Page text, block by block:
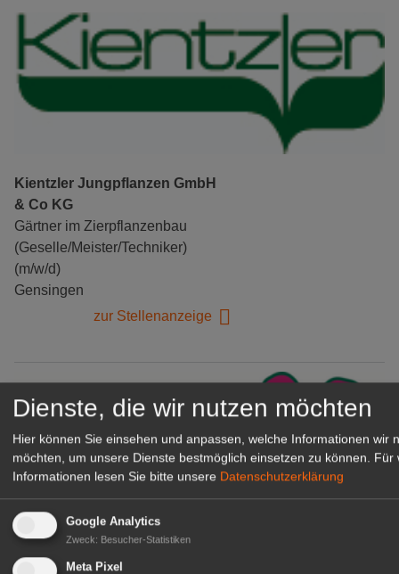
Kientzler Jungpflanzen GmbH
& Co KG
Gärtner im Zierpflanzenbau
(Geselle/Meister/Techniker)
(m/w/d)
Gensingen
zur Stellenanzeige
Gärtnerei Hanns
Dienste, die wir nutzen möchten
Hier können Sie einsehen und anpassen, welche Informationen wir
möchten, um unsere Dienste bestmöglich einsetzen zu können.
Für
Informationen lesen Sie bitte unsere Datenschutzerklärung
Google Analytics
Zweck: Besucher-Statistiken
Meta Pixel